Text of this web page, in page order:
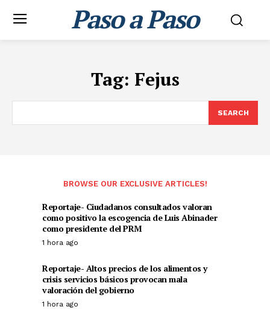
Paso a Paso
Tag: Fejus
SEARCH
BROWSE OUR EXCLUSIVE ARTICLES!
Reportaje- Ciudadanos consultados valoran
como positivo la escogencia de Luis Abinader
como presidente del PRM
1 hora ago
Reportaje- Altos precios de los alimentos y
crisis servicios básicos provocan mala
valoración del gobierno
1 hora ago